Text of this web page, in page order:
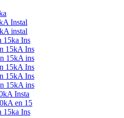
Instal
instal
15ka Ins
15kA Ins
15kA ins
15kA Ins
15kA Ins
15kA ins
Insta
en 15
15ka Ins